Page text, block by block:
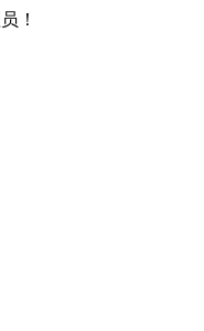
！